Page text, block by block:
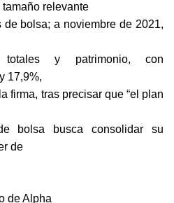
tamaño relevante
bolsa; a noviembre de 2021,
y patrimonio, con
17,9%,
firma, tras precisar que “el plan
bolsa busca consolidar su
de
de Alpha